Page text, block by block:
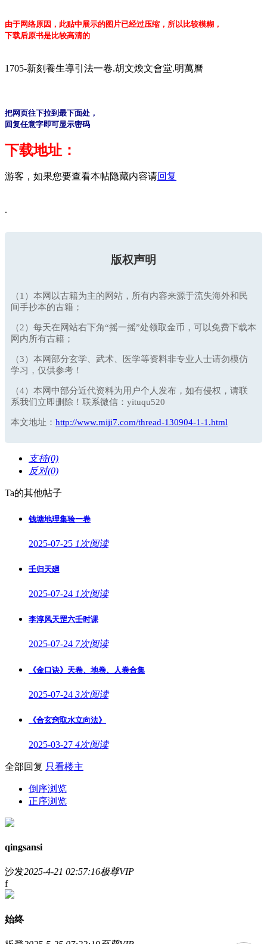
由于网络原因，此贴中展示的图片已经过压缩，所以比较模糊，
下载后原书是比较高清的
1705-新刻養生導引法一卷.胡文煥文會堂.明萬曆
把网页往下拉到最下面处，
回复任意字即可显示密码
下载地址：
游客，如果您要查看本帖隐藏内容请回复
.
版权声明
（1）本网以古籍为主的网站，所有内容来源于流失海外和民
间手抄本的古籍；
（2）每天在网站右下角“摇一摇”处领取金币，可以免费下载本
网内所有古籍；
（3）本网部分玄学、武术、医学等资料非专业人士请勿模仿
学习，仅供参考！
（4）本网中部分近代资料为用户个人发布，如有侵权，请联
系我们立即删除！联系微信：yituqu520
本文地址： http://www.miji7.com/thread-130904-1-1.html
支持(0)
反对(0)
Ta的其他帖子
钱塘地理集验一卷
2025-07-25 1次阅读
壬归天廻
2025-07-24 1次阅读
李淳风天罡六壬时课
2025-07-24 7次阅读
《金口诀》天卷、地卷、人卷合集
2025-07-24 3次阅读
《合玄窍取水立向法》
2025-03-27 4次阅读
全部回复 只看楼主
倒序浏览
正序浏览
qingsansi
沙发2025-4-21 02:57:16极尊VIP
f
始终